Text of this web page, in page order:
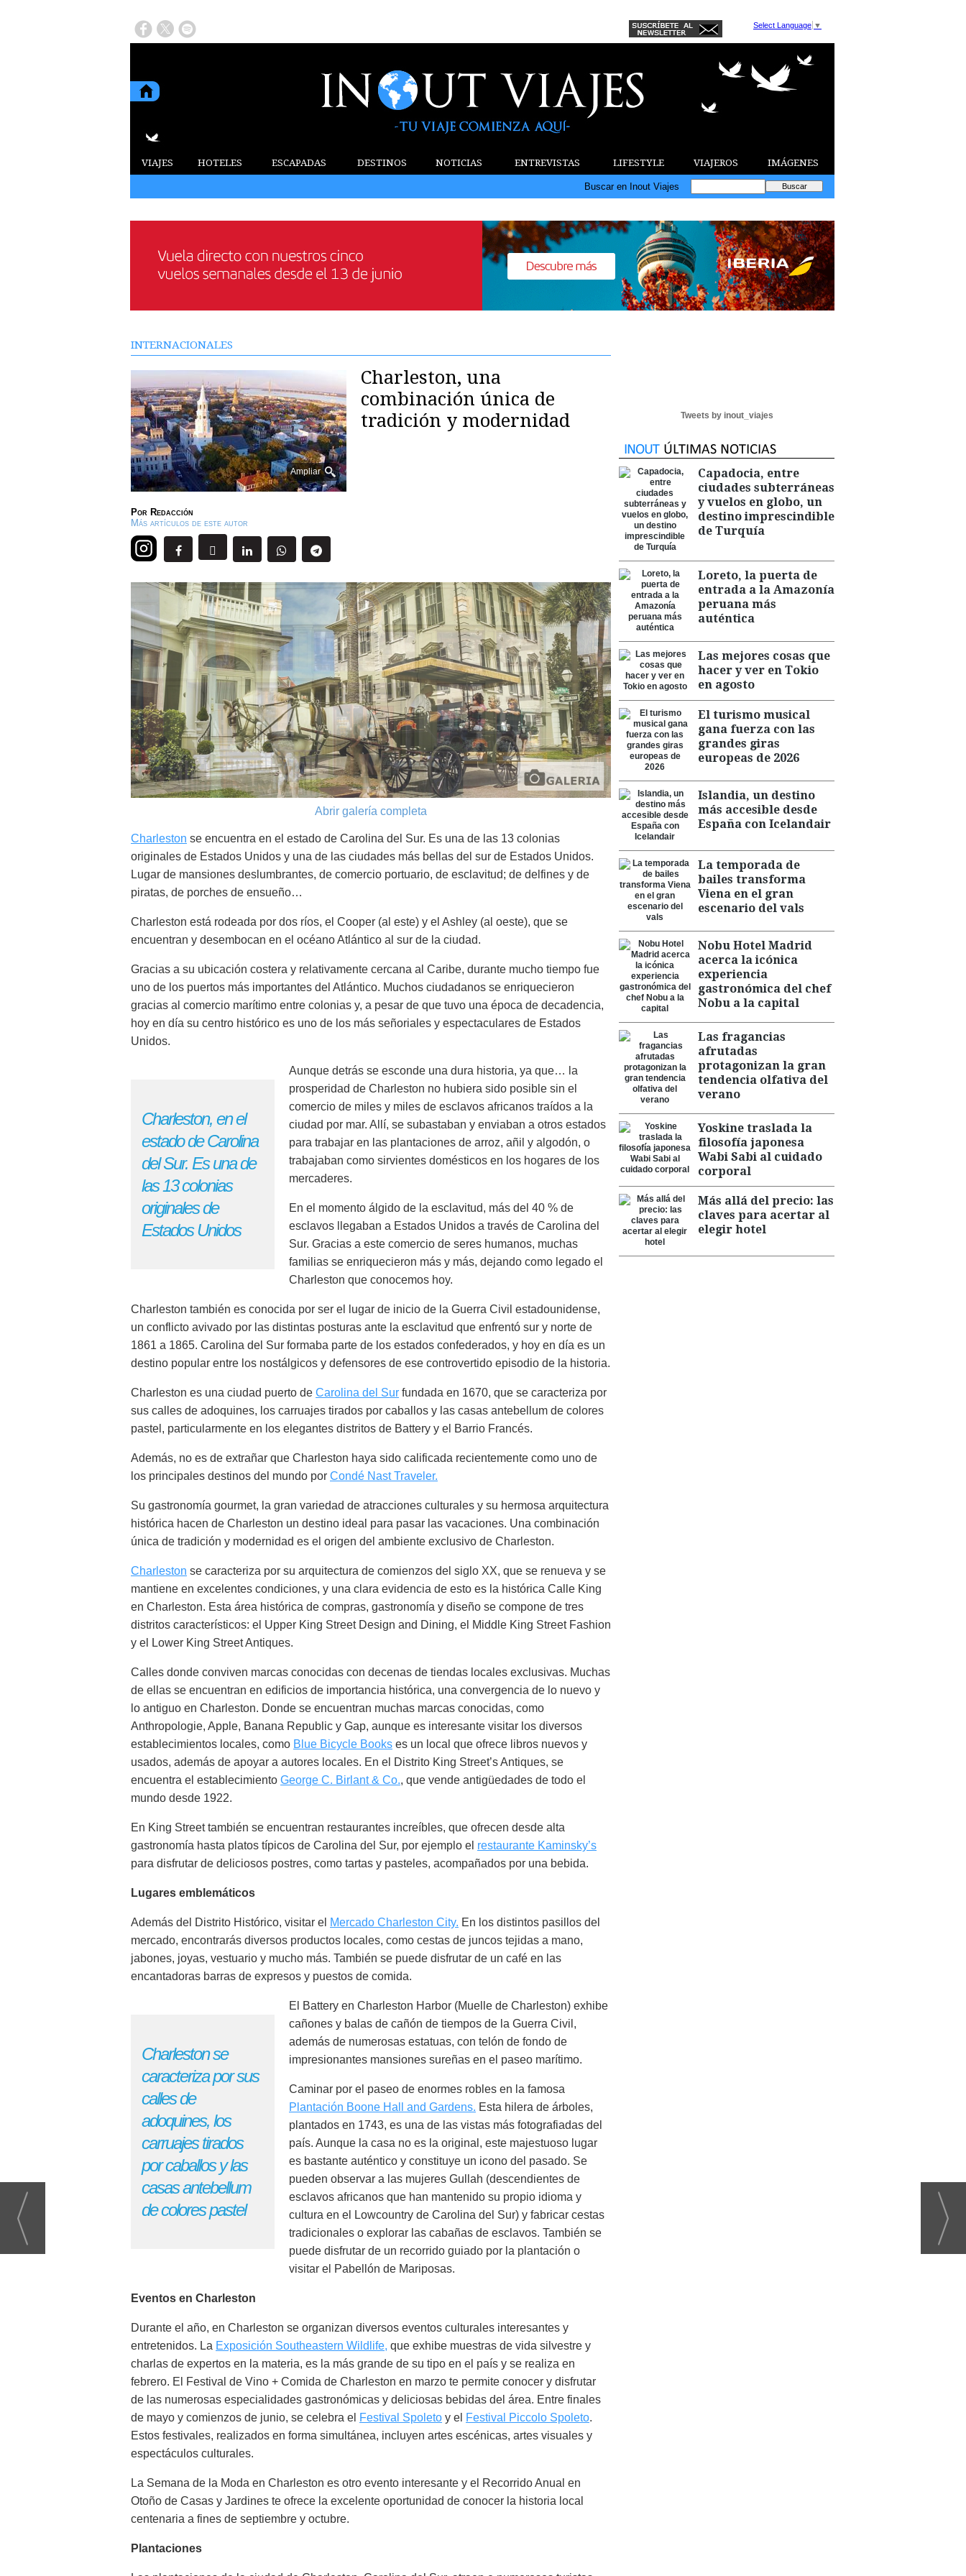
Select Language ▼
VIAJES HOTELES ESCAPADAS DESTINOS NOTICIAS ENTREVISTAS LIFESTYLE VIAJEROS IMÁGENES
Buscar en Inout Viajes
INTERNACIONALES
Ampliar
Charleston, una
combinación única de
tradición y modernidad
Por Redacción
Más artículos de este autor
Abrir galería completa
Charleston se encuentra en el estado de Carolina del Sur. Es una de las 13 colonias
originales de Estados Unidos y una de las ciudades más bellas del sur de Estados Unidos.
Lugar de mansiones deslumbrantes, de comercio portuario, de esclavitud; de delfines y de
piratas, de porches de ensueño…
Charleston está rodeada por dos ríos, el Cooper (al este) y el Ashley (al oeste), que se
encuentran y desembocan en el océano Atlántico al sur de la ciudad.
Gracias a su ubicación costera y relativamente cercana al Caribe, durante mucho tiempo fue
uno de los puertos más importantes del Atlántico. Muchos ciudadanos se enriquecieron
gracias al comercio marítimo entre colonias y, a pesar de que tuvo una época de decadencia,
hoy en día su centro histórico es uno de los más señoriales y espectaculares de Estados
Unidos.
Charleston, en el
estado de Carolina
del Sur. Es una de
las 13 colonias
originales de
Estados Unidos
Aunque detrás se esconde una dura historia, ya que… la
prosperidad de Charleston no hubiera sido posible sin el
comercio de miles y miles de esclavos africanos traídos a la
ciudad por mar. Allí, se subastaban y enviaban a otros estados
para trabajar en las plantaciones de arroz, añil y algodón, o
trabajaban como sirvientes domésticos en los hogares de los
mercaderes.
En el momento álgido de la esclavitud, más del 40 % de
esclavos llegaban a Estados Unidos a través de Carolina del
Sur. Gracias a este comercio de seres humanos, muchas
familias se enriquecieron más y más, dejando como legado el
Charleston que conocemos hoy.
Charleston también es conocida por ser el lugar de inicio de la Guerra Civil estadounidense,
un conflicto avivado por las distintas posturas ante la esclavitud que enfrentó sur y norte de
1861 a 1865. Carolina del Sur formaba parte de los estados confederados, y hoy en día es un
destino popular entre los nostálgicos y defensores de ese controvertido episodio de la historia.
Charleston es una ciudad puerto de Carolina del Sur fundada en 1670, que se caracteriza por
sus calles de adoquines, los carruajes tirados por caballos y las casas antebellum de colores
pastel, particularmente en los elegantes distritos de Battery y el Barrio Francés.
Además, no es de extrañar que Charleston haya sido calificada recientemente como uno de
los principales destinos del mundo por Condé Nast Traveler.
Su gastronomía gourmet, la gran variedad de atracciones culturales y su hermosa arquitectura
histórica hacen de Charleston un destino ideal para pasar las vacaciones. Una combinación
única de tradición y modernidad es el origen del ambiente exclusivo de Charleston.
Charleston se caracteriza por su arquitectura de comienzos del siglo XX, que se renueva y se
mantiene en excelentes condiciones, y una clara evidencia de esto es la histórica Calle King
en Charleston. Esta área histórica de compras, gastronomía y diseño se compone de tres
distritos característicos: el Upper King Street Design and Dining, el Middle King Street Fashion
y el Lower King Street Antiques.
Calles donde conviven marcas conocidas con decenas de tiendas locales exclusivas. Muchas
de ellas se encuentran en edificios de importancia histórica, una convergencia de lo nuevo y
lo antiguo en Charleston. Donde se encuentran muchas marcas conocidas, como
Anthropologie, Apple, Banana Republic y Gap, aunque es interesante visitar los diversos
establecimientos locales, como Blue Bicycle Books es un local que ofrece libros nuevos y
usados, además de apoyar a autores locales. En el Distrito King Street’s Antiques, se
encuentra el establecimiento George C. Birlant & Co., que vende antigüedades de todo el
mundo desde 1922.
En King Street también se encuentran restaurantes increíbles, que ofrecen desde alta
gastronomía hasta platos típicos de Carolina del Sur, por ejemplo el restaurante Kaminsky’s
para disfrutar de deliciosos postres, como tartas y pasteles, acompañados por una bebida.
Lugares emblemáticos
Además del Distrito Histórico, visitar el Mercado Charleston City. En los distintos pasillos del
mercado, encontrarás diversos productos locales, como cestas de juncos tejidas a mano,
jabones, joyas, vestuario y mucho más. También se puede disfrutar de un café en las
encantadoras barras de expresos y puestos de comida.
Charleston se
caracteriza por sus
calles de
adoquines, los
carruajes tirados
por caballos y las
casas antebellum
de colores pastel
El Battery en Charleston Harbor (Muelle de Charleston) exhibe
cañones y balas de cañón de tiempos de la Guerra Civil,
además de numerosas estatuas, con telón de fondo de
impresionantes mansiones sureñas en el paseo marítimo.
Caminar por el paseo de enormes robles en la famosa
Plantación Boone Hall and Gardens. Esta hilera de árboles,
plantados en 1743, es una de las vistas más fotografiadas del
país. Aunque la casa no es la original, este majestuoso lugar
es bastante auténtico y constituye un icono del pasado. Se
pueden observar a las mujeres Gullah (descendientes de
esclavos africanos que han mantenido su propio idioma y
cultura en el Lowcountry de Carolina del Sur) y fabricar cestas
tradicionales o explorar las cabañas de esclavos. También se
puede disfrutar de un recorrido guiado por la plantación o
visitar el Pabellón de Mariposas.
Eventos en Charleston
Durante el año, en Charleston se organizan diversos eventos culturales interesantes y
entretenidos. La Exposición Southeastern Wildlife, que exhibe muestras de vida silvestre y
charlas de expertos en la materia, es la más grande de su tipo en el país y se realiza en
febrero. El Festival de Vino + Comida de Charleston en marzo te permite conocer y disfrutar
de las numerosas especialidades gastronómicas y deliciosas bebidas del área. Entre finales
de mayo y comienzos de junio, se celebra el Festival Spoleto y el Festival Piccolo Spoleto.
Estos festivales, realizados en forma simultánea, incluyen artes escénicas, artes visuales y
espectáculos culturales.
La Semana de la Moda en Charleston es otro evento interesante y el Recorrido Anual en
Otoño de Casas y Jardines te ofrece la excelente oportunidad de conocer la historia local
centenaria a fines de septiembre y octubre.
Plantaciones
Tweets by inout_viajes
Capadocia, entre
ciudades subterráneas
y vuelos en globo, un
destino imprescindible
de Turquía
Loreto, la puerta de
entrada a la Amazonía
peruana más
auténtica
Las mejores cosas que
hacer y ver en Tokio
en agosto
El turismo musical
gana fuerza con las
grandes giras
europeas de 2026
Islandia, un destino
más accesible desde
España con Icelandair
La temporada de
bailes transforma
Viena en el gran
escenario del vals
Nobu Hotel Madrid
acerca la icónica
experiencia
gastronómica del chef
Nobu a la capital
Las fragancias
afrutadas
protagonizan la gran
tendencia olfativa del
verano
Yoskine traslada la
filosofía japonesa
Wabi Sabi al cuidado
corporal
Más allá del precio: las
claves para acertar al
elegir hotel